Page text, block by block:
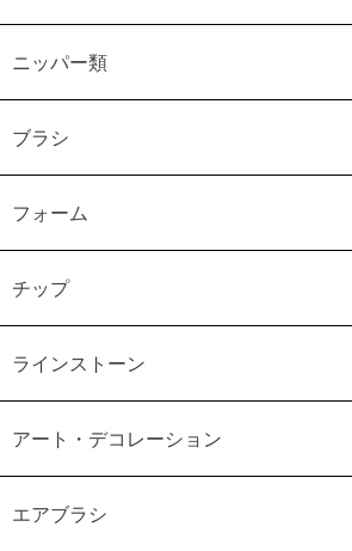
ニッパー類
ブラシ
フォーム
チップ
ラインストーン
アート・デコレーション
エアブラシ